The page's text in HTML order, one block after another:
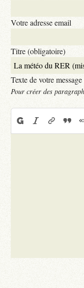
Votre adresse email
Titre (obligatoire)
Texte de votre
Pour créer des